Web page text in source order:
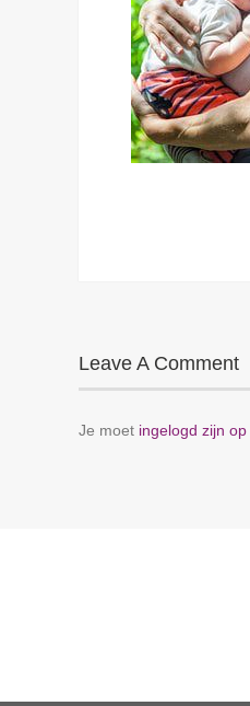
Leave A Comment
Je moet ingelogd zijn op